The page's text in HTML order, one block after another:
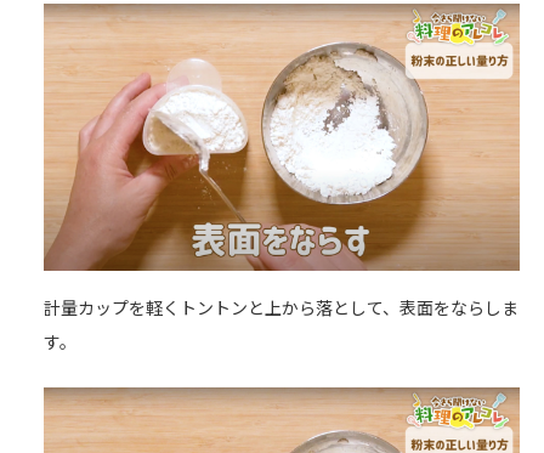
計量カップを軽くトントンと上から落として、表面をならしま
す。